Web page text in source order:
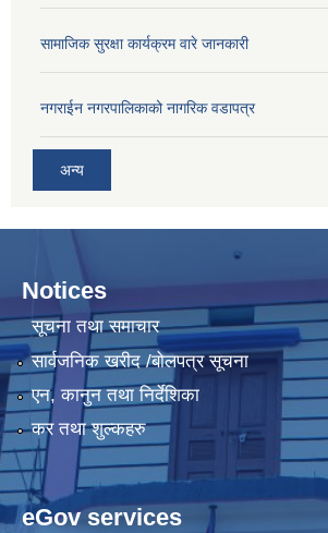
सामाजिक सुरक्षा कार्यक्रम वारे जानकारी
नगराईन नगरपालिकाको नागरिक वडापत्र
अन्य
Notices
सूचना तथा समाचार
सार्वजनिक खरीद /बोलपत्र सूचना
एन, कानुन तथा निर्देशिका
कर तथा शुल्कहरु
eGov services